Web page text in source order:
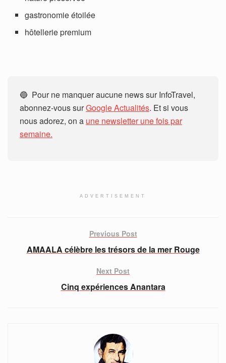
gastronomie étoilée
hôtellerie premium
🔵 Pour ne manquer aucune news sur InfoTravel,
abonnez-vous surGoogle Actualités. Et si vous
nous adorez, on a une newsletter une fois par
semaine.
ADVERTISEMENT
Previous Post
AMAALA célèbre les trésors de la mer Rouge
Next Post
Cinq expériences Anantara